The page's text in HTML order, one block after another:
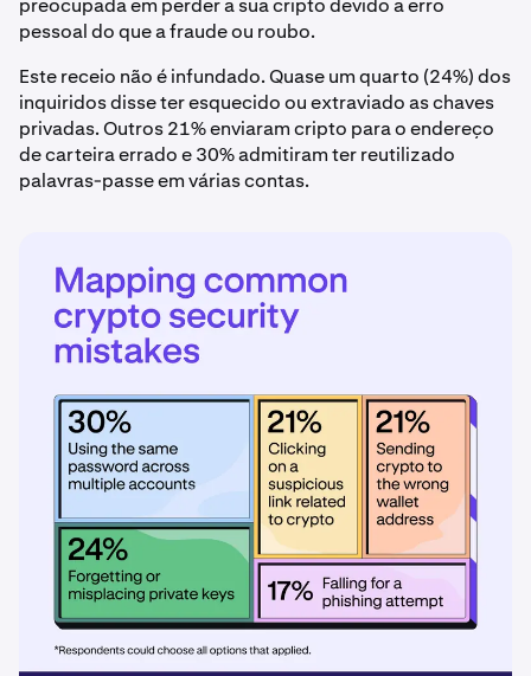
preocupada em perder a sua cripto devido a erro
pessoal do que a fraude ou roubo.
Este receio não é infundado. Quase um quarto (24%) dos
inquiridos disse ter esquecido ou extraviado as chaves
privadas. Outros 21% enviaram cripto para o endereço
de carteira errado e 30% admitiram ter reutilizado
palavras-passe em várias contas.